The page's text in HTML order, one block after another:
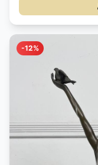
-12%